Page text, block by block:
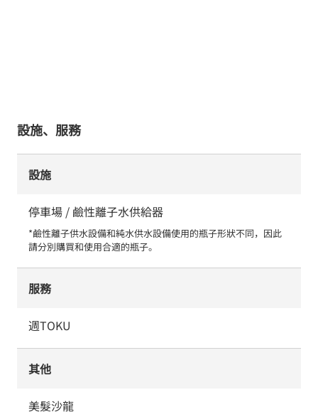
設施、服務
設施
停車場 / 鹼性離子水供給器
*鹼性離子供水設備和純水供水設備使用的瓶子形狀不同，因此
請分別購買和使用合適的瓶子。
服務
週TOKU
其他
美髮沙龍